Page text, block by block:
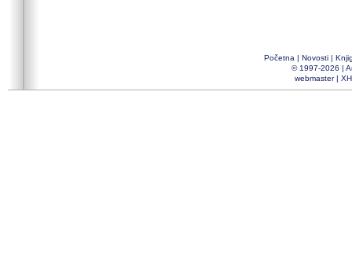
Početna Novosti
© 1997-2026 |
webmaster|